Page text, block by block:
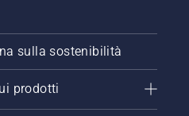
sulla sostenibilità
prodotti